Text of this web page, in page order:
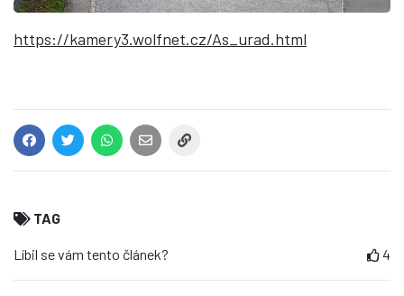
https://kamery3.wolfnet.cz/As_urad.html
TAG
Líbil se vám tento článek? 4